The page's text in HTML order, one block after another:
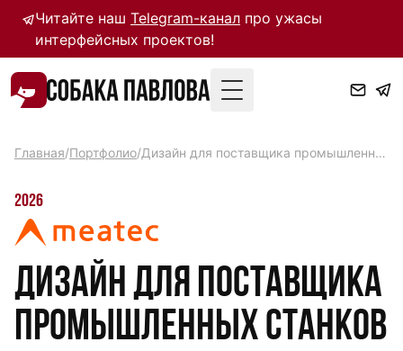
Читайте нашTelegram-канал про ужасы
интерфейсных проектов!
Toggle Menu
Главная/Портфолио/ Дизайн для поставщика промышленных станков
2026
Дизайн для поставщика
промышленных станков